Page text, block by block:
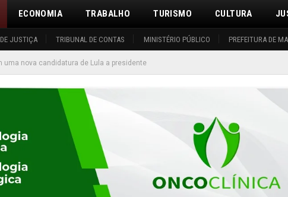
JUSTIÇA TRIBUNAL DE CONTAS MINISTÉRIO PÚBLICO PREFEITURA DE
ECONOMIA TRABALHO TURISMO CULTURA
uma nova candidatura de Lula a presidente